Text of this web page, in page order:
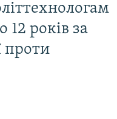
12 років за
проти